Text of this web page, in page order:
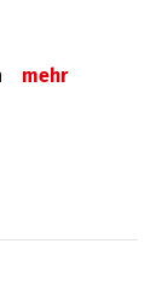
mehr